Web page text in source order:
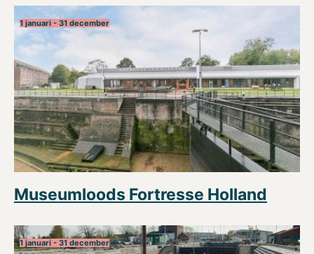
1 januari - 31 december
Museumloods Fortresse Holland
1 januari - 31 december